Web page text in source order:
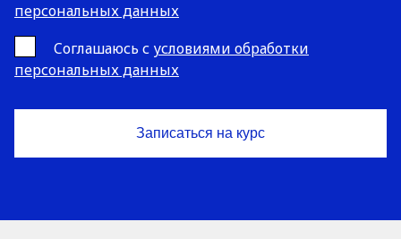
персональных данных
Cоглашаюсь с условиями обработки
персональных данных